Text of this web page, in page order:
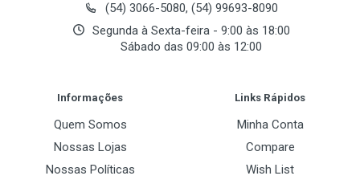
(54) 3066-5080, (54) 99693-8090
Segunda à Sexta-feira - 9:00 às 18:00
Sábado das 09:00 às 12:00
Informações
Quem Somos
Nossas Lojas
Nossas Políticas
Links Rápidos
Minha Conta
Compare
Wish List